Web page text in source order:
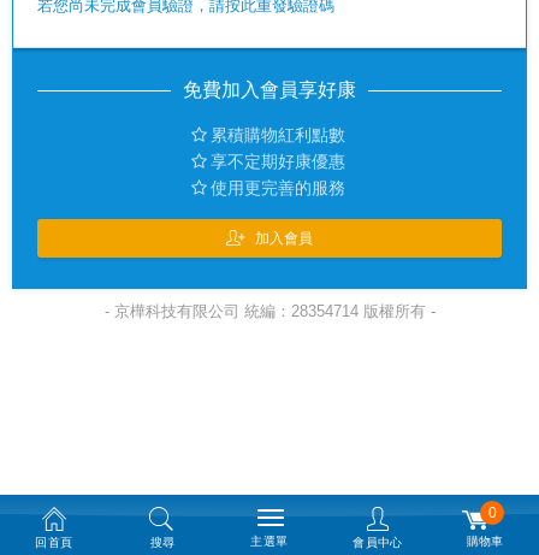
若您尚未完成會員驗證，請按此重發驗證碼
免費加入會員享好康
累積購物紅利點數
享不定期好康優惠
使用更完善的服務
加入會員
- 京樺科技有限公司 統編：28354714 版權所有 -
回首頁 搜尋 主選單 會員中心
0
購物車